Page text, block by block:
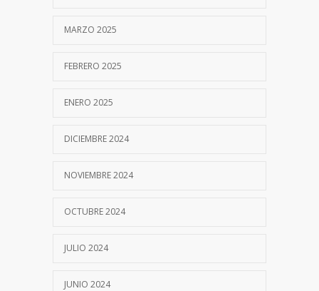
MARZO 2025
FEBRERO 2025
ENERO 2025
DICIEMBRE 2024
NOVIEMBRE 2024
OCTUBRE 2024
JULIO 2024
JUNIO 2024